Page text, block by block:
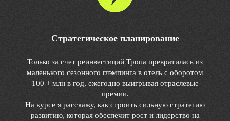
Стратегическое планирование
Только за счет реинвестиций Тропа превратилась из
маленького сезонного глэмпинга в отель с оборотом
100 + млн в год, ежегодно выигрывая отраслевые
премии.
На курсе я расскажу, как строить сильную стратегию
развитию, которая обеспечит рост и лидерство на